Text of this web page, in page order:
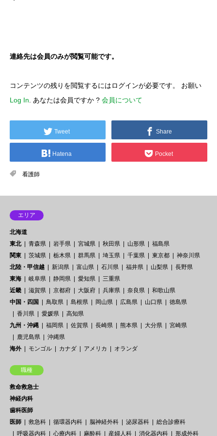
連絡先は会員のみが閲覧可能です。
コンテンツの残りを閲覧するにはログインが必要です。 お願い
Log In. あなたは会員ですか ? 会員について
Tweet Share
Hatena Pocket
看護師
エリア
北海道
東北
青森県 岩手県 宮城県 秋田県 山形県
福島県
関東
茨城県 栃木県 群馬県 埼玉県 千葉県 東京都
神奈川県
北陸・甲信越
新潟県 富山県 石川県 福井県 山梨県
長野県
東海
岐阜県 静岡県 愛知県
三重県
近畿
滋賀県 京都府 大阪府 兵庫県 奈良県
和歌山県
中国・四国
鳥取県 島根県 岡山県 広島県 山口県
徳島県
香川県
愛媛県
高知県
九州・沖縄
福岡県 佐賀県 長崎県 熊本県 大分県
宮崎県
鹿児島県
沖縄県
海外
モンゴル カナダ アメリカ オランダ
職種
救命救急士
神経内科
歯科医師
医師
救急科 循環器内科 脳神経外科 泌尿器科
総合診療科
呼吸器内科
心療内科 麻酔科 産婦人科 消化器内科
形成外科